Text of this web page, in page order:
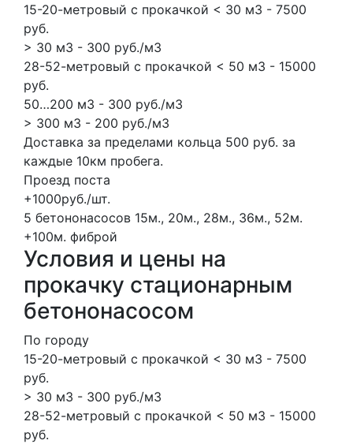
15-20-метровый с прокачкой < 30 м3 - 7500
руб.
> 30 м3 - 300 руб./м3
28-52-метровый с прокачкой < 50 м3 - 15000
руб.
50…200 м3 - 300 руб./м3
> 300 м3 - 200 руб./м3
Доставка за пределами кольца 500 руб. за
каждые 10км пробега.
Проезд поста
+1000руб./шт.
5 бетононасосов 15м., 20м., 28м., 36м., 52м.
+100м. фиброй
Условия и цены на
прокачку стационарным
бетононасосом
По городу
15-20-метровый с прокачкой < 30 м3 - 7500
руб.
> 30 м3 - 300 руб./м3
28-52-метровый с прокачкой < 50 м3 - 15000
руб.